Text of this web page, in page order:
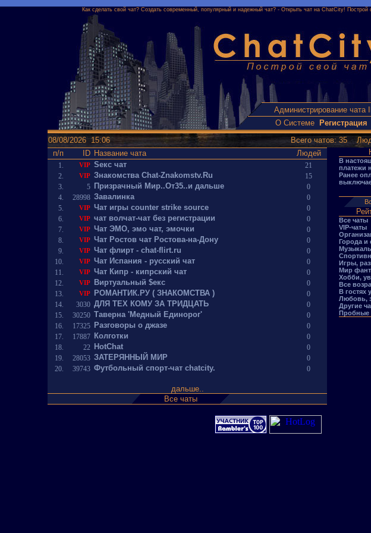
Как сделать свой чат? Создать современный, популярный и надежный чат? - Открыть чат на ChatCity! Построй
Администрирование чата
О Системе
Регистрация
08/08/2026 15:06
Всего чатов: 35
п/п
ID Название чата Людей
1. VIP Sекс чат
21
2.
VIP Знакомства Chat-Znakomstv.Ru
15
3.
5 Призрачный Мир..От35..и дальше
0
4.
28998 Завалинка
0
5.
VIP Чат игры counter strike source
0
6.
VIP чат волчат-чат без регистрации
0
7.
VIP Чат ЭМО, эмо чат, эмочки
0
8.
VIP Чат Ростов чат Ростова-на-Дону
0
9.
VIP Чат флирт - chat-flirt.ru
0
10.
VIP Чат Испания - русский чат
0
11.
VIP Чат Кипр - кипрский чат
0
12.
VIP Виртуальный $екс
0
13.
VIP РОМАНТИК.РУ ( ЗНАКОМСТВА )
0
14.
3030 ДЛЯ ТЕХ КОМУ ЗА ТРИДЦАТЬ
0
15.
30250 Таверна 'Медный Единорог'
0
16.
17325 Разговоры о джазе
0
17.
17887 Колготки
0
18.
22 HotChat
0
19.
28053 ЗАТЕРЯННЫЙ МИР
0
20.
39743 Футбольный спорт-чат chatcity. 0
дальше..
Все чаты
В
платежи
Ранее
Все чаты
VIP-чаты
Города и
Игры,
Мир
Хобби,
Все
В гостях
Любовь,
Другие
Пробные